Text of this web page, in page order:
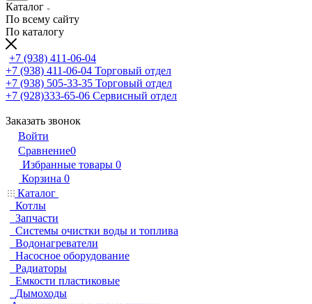
Каталог
По всему сайту
По каталогу
+7 (938) 411-06-04
+7 (938) 411-06-04 Торговый отдел
+7 (938) 505-33-35 Торговый отдел
+7 (928)333-65-06 Сервисный отдел
Заказать звонок
Войти
Сравнение0
Избранные товары 0
Корзина 0
Каталог
Котлы
Запчасти
Системы очистки воды и топлива
Водонагреватели
Насосное оборудование
Радиаторы
Емкости пластиковые
Дымоходы